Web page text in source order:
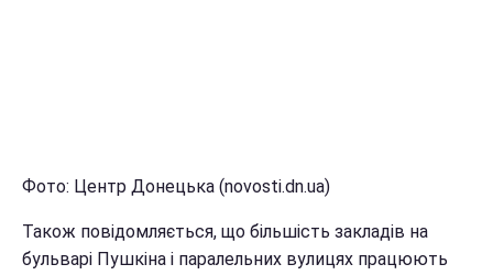
Фото: Центр Донецька (novosti.dn.ua)
Також повідомляється, що більшість закладів на
бульварі Пушкіна і паралельних вулицях працюють